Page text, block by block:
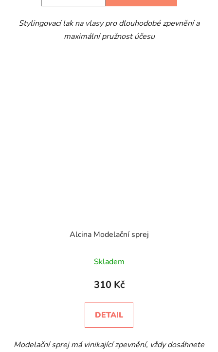
Stylingovací lak na vlasy pro dlouhodobé zpevnění a
maximální pružnost účesu
Alcina Modelační sprej
Skladem
310 Kč
DETAIL
Modelační sprej má vinikající zpevnění, vždy dosáhnete